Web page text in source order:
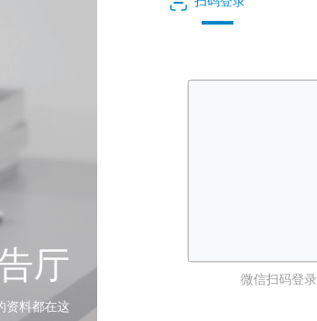
厅
资料都在这
微信扫码登录